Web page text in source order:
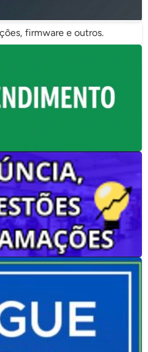
firmware e outros.